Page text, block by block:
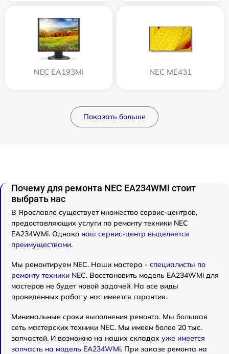
NEC EA193Mi NEC ME431
Показать больше
Почему для ремонта NEC EA234WMi стоит
выбрать нас
В Ярославле существует множество сервис-центров,
предоставляющих услуги по ремонту техники NEC
EA234WMi. Однако наш сервис-центр выделяется
преимуществами.
Мы ремонтируем NEC. Наши мастера - специалисты по
ремонту техники NEC. Восстановить модель EA234WMi для
мастеров не будет новой задачей. На все виды
проведенных работ у нас имеется гарантия.
Минимальные сроки выполнения ремонта. Мы большая
сеть мастерских техники NEC. Мы имеем более 20 тыс.
запчастей. И возможно на наших складах уже имеется
запчасть на модель EA234WMi. При заказе ремонта на